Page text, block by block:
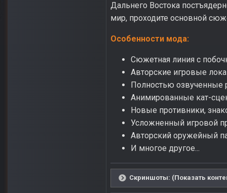
Дальнего Востока
мир, проходите основной
Особенности мода:
Сюжетная линия с
Авторские игровые
Полностью озвученные
Анимированные кат-
Новые противники,
Усложненный игровой
Авторский оружейный
И многое другое...
Скриншоты: (Показать